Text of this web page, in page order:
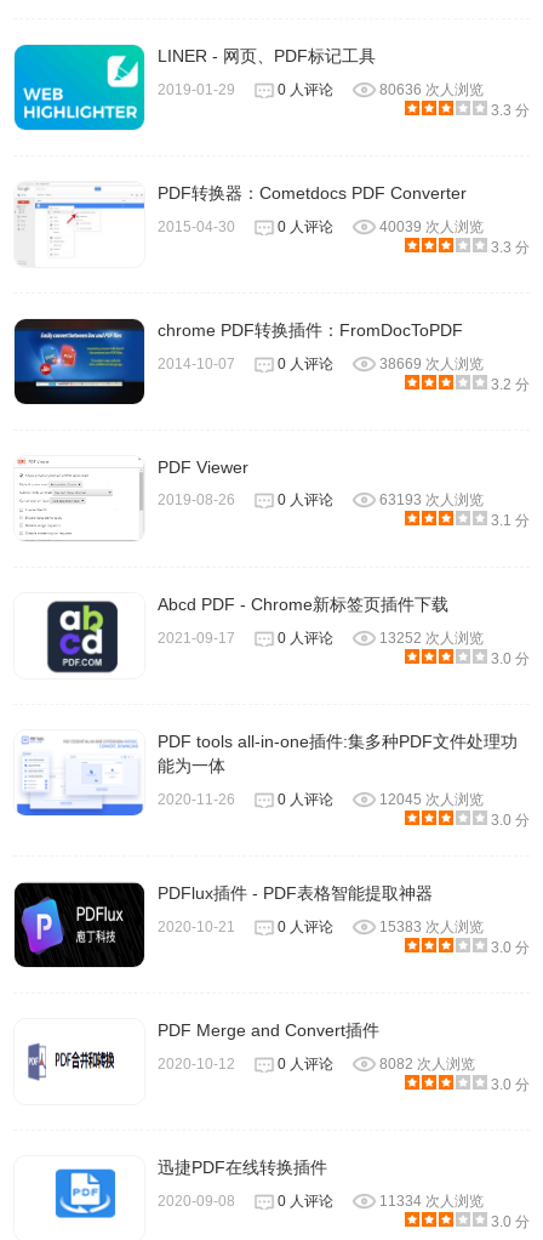
如何解除每小时2个免费任务限制?
打开开发者工具, 清除Local Storage中的记录信息即可
去除页面的广告
LINER - 网页、PDF标记工具
2019-01-29 0 人评论
80636 次人浏览
3.3 分
PDF转换器：Cometdocs PDF Converter
2015-04-30 0 人评论
40039 次人浏览
3.3 分
chrome PDF转换插件：FromDocToPDF
2014-10-07 0 人评论
38669 次人浏览
3.2 分
PDF Viewer
2019-08-26 0 人评论
63193 次人浏览
3.1 分
Abcd PDF - Chrome新标签页插件下载
2021-09-17 0 人评论
13252 次人浏览
3.0 分
PDF tools all-in-one插件:集多种PDF文件处理功
能为一体
2020-11-26 0 人评论
12045 次人浏览
3.0 分
PDFlux插件 - PDF表格智能提取神器
2020-10-21 0 人评论
15383 次人浏览
3.0 分
PDF Merge and Convert插件
2020-10-12 0 人评论
8082 次人浏览
3.0 分
迅捷PDF在线转换插件
2020-09-08 0 人评论
11334 次人浏览
3.0 分